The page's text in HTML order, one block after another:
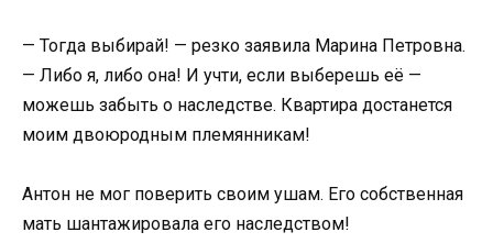
— Тогда выбирай! — резко заявила Марина Петровна.
— Либо я, либо она! И учти, если выберешь её —
можешь забыть о наследстве. Квартира достанется
моим двоюродным племянникам!
Антон не мог поверить своим ушам. Его собственная
мать шантажировала его наследством!